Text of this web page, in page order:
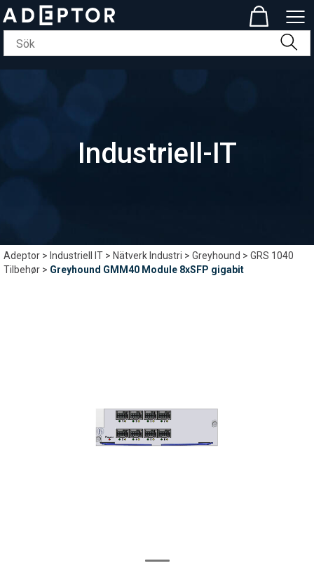
Industriell-IT
Adeptor> Industriell IT>Nätverk Industri>Greyhound>GRS 1040
Tilbehør>Greyhound GMM40 Module 8xSFP gigabit